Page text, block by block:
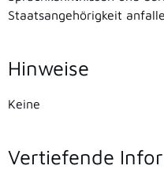
Staatsangehörigkeit
Hinweise
Keine
Vertiefende